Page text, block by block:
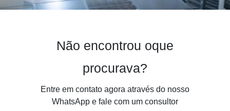
Não encontrou oque
procurava?
Entre em contato agora através do nosso
WhatsApp e fale com um consultor